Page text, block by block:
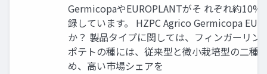
GermicopaやEUROPLANTがそ れぞれ約
録しています。 HZPC Agrico Germicopa
か？ 製品タイプに関しては、フィンガーリ
ポテトの種には、従来型と微小栽培型の二種
め、高い市場シェアを